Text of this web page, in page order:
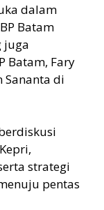
dalam
Batam
juga
Batam, Fary
Sananta di
strategi
pentas